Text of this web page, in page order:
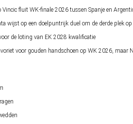
Vincic fluit WK-finale 2026 tussen Spanje en
wijst op een doelpuntrijk duel om de derde plek
de loting van EK 2028 kwalificatie
voor gouden handschoen op WK 2026, maar